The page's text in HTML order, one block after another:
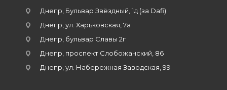
Днепр, Бульвар Звёздный, 1д (за Dafi)
Днепр, ул. Харьковская, 7а
Днепр, бульвар Славы 2г
Днепр, проспект Слобожанский, 86
Днепр, ул. Набережная Заводская, 99